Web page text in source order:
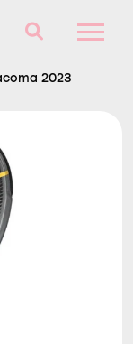
2023